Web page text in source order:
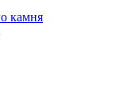
камня